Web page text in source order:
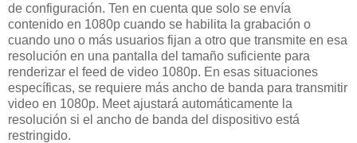
de configuración. Ten en cuenta que solo se envía
contenido en 1080p cuando se habilita la grabación o
cuando uno o más usuarios fijan a otro que transmite en esa
resolución en una pantalla del tamaño suficiente para
renderizar el feed de video 1080p. En esas situaciones
específicas, se requiere más ancho de banda para transmitir
video en 1080p. Meet ajustará automáticamente la
resolución si el ancho de banda del dispositivo está
restringido.